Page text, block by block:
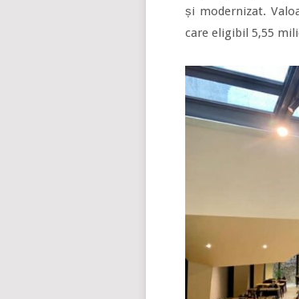
și modernizat.
care eligibil 5,55